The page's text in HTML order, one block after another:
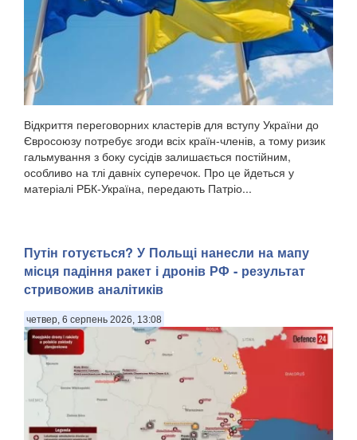
Відкриття переговорних кластерів для вступу України до
Євросоюзу потребує згоди всіх країн-членів, а тому ризик
гальмування з боку сусідів залишається постійним,
особливо на тлі давніх суперечок. Про це йдеться у
матеріалі РБК-Україна, передають Патріо...
Путін готується? У Польщі нанесли на мапу
місця падіння ракет і дронів РФ - результат
стривожив аналітиків
четвер, 6 серпень 2026, 13:08